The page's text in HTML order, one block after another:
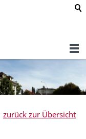
zurück zur Übersicht